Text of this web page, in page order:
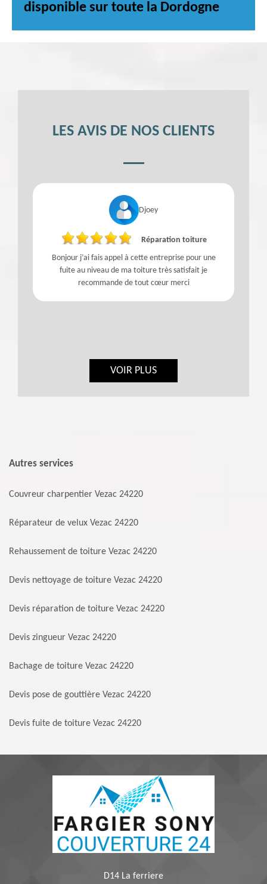
disponible sur toute la Dordogne
LES AVIS DE NOS CLIENTS
Djoey
Réparation toiture
Bonjour j’ai fais appel à cette entreprise pour une
fuite au niveau de ma toiture très satisfait je
recommande de tout cœur merci
VOIR PLUS
Autres services
Couvreur charpentier Vezac 24220
Réparateur de velux Vezac 24220
Rehaussement de toiture Vezac 24220
Devis nettoyage de toiture Vezac 24220
Devis réparation de toiture Vezac 24220
Devis zingueur Vezac 24220
Bachage de toiture Vezac 24220
Devis pose de gouttière Vezac 24220
Devis fuite de toiture Vezac 24220
D14 La ferriere